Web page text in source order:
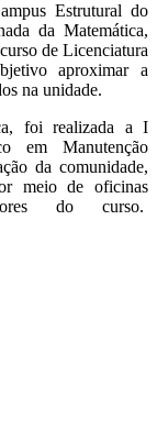
Estrutural do
da Matemática,
de Licenciatura
aproximar a
na unidade.
foi realizada a I
em Manutenção
da comunidade,
meio de oficinas
do curso.